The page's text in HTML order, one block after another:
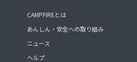
CAMPFIREとは
あんしん・安全への取り組み
ニュース
ヘルプ